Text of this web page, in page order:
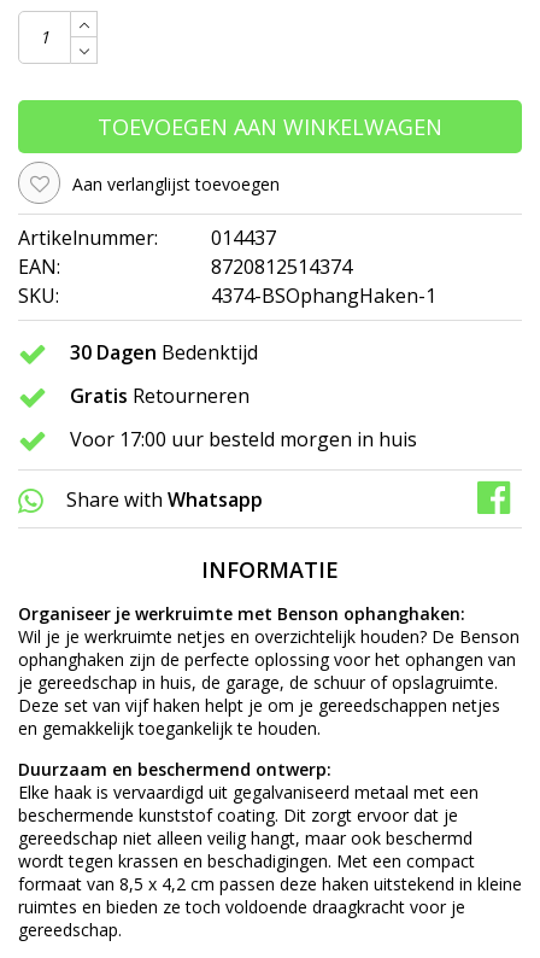
TOEVOEGEN AAN WINKELWAGEN
Aan verlanglijst toevoegen
Artikelnummer:
014437
EAN:
8720812514374
SKU:
4374-BSOphangHaken-1
30 Dagen Bedenktijd
Gratis Retourneren
Voor 17:00 uur besteld morgen in huis
Share with Whatsapp
INFORMATIE
Organiseer je werkruimte met Benson ophanghaken:
Wil je je werkruimte netjes en overzichtelijk houden? De Benson
ophanghaken zijn de perfecte oplossing voor het ophangen van
je gereedschap in huis, de garage, de schuur of opslagruimte.
Deze set van vijf haken helpt je om je gereedschappen netjes
en gemakkelijk toegankelijk te houden.
Duurzaam en beschermend ontwerp:
Elke haak is vervaardigd uit gegalvaniseerd metaal met een
beschermende kunststof coating. Dit zorgt ervoor dat je
gereedschap niet alleen veilig hangt, maar ook beschermd
wordt tegen krassen en beschadigingen. Met een compact
formaat van 8,5 x 4,2 cm passen deze haken uitstekend in kleine
ruimtes en bieden ze toch voldoende draagkracht voor je
gereedschap.